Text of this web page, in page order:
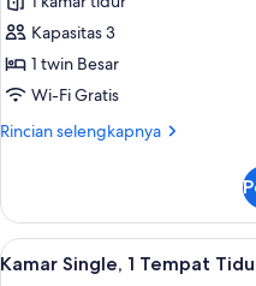
untuk
Kamar,
1
Tempat
Twin
Asap
Rokok
Kapasitas 3
1 twin Besar
Wi-Fi Gratis
Rincian selengkapnya
Rincian
Kamar,
Tempat
Lihat
semua
6
Kamar Single, 1 Tempat